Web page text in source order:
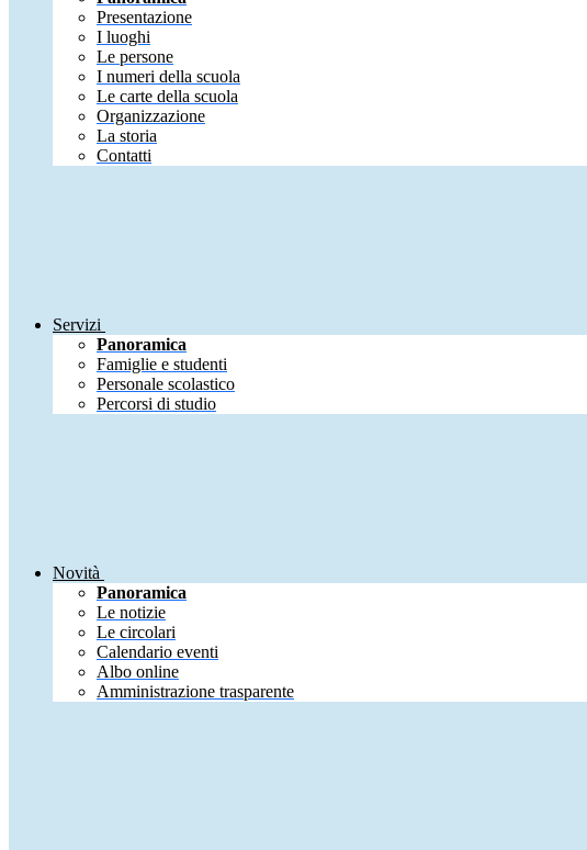
Presentazione
I luoghi
Le persone
I numeri della scuola
Le carte della scuola
Organizzazione
La storia
Contatti
Servizi
Panoramica
Famiglie e studenti
Personale scolastico
Percorsi di studio
Novità
Panoramica
Le notizie
Le circolari
Calendario eventi
Albo online
Amministrazione trasparente